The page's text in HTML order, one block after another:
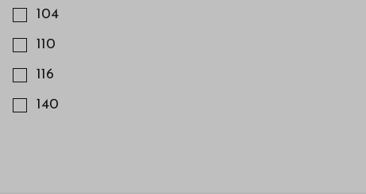
104
110
116
140